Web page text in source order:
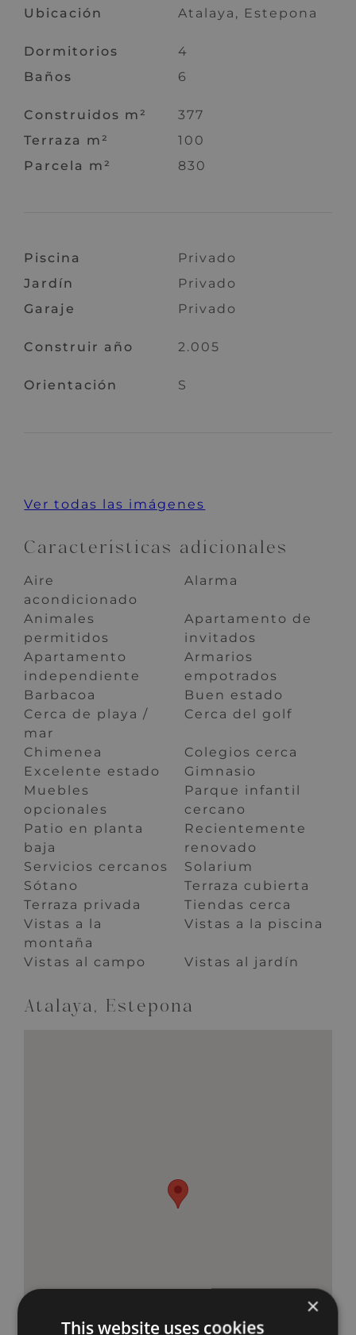
Ubicación
Atalaya, Estepona
Dormitorios
4
Baños
6
Construidos m²
377
Terraza m²
100
Parcela m²
830
Piscina
Privado
Jardín
Privado
Garaje
Privado
Construir año 2.005
Orientación S
Ver todas las imágenes
Características adicionales
Aire
acondicionado
Alarma
Animales
permitidos
Apartamento de
invitados
Apartamento
independiente
Armarios
empotrados
Barbacoa
Buen estado
Cerca de playa /
mar
Cerca del golf
Chimenea
Colegios cerca
Excelente estado
Gimnasio
Muebles
opcionales
Parque infantil
cercano
Patio en planta
baja
Recientemente
renovado
Servicios cercanos
Solarium
Sótano
Terraza cubierta
Terraza privada
Tiendas cerca
Vistas a la
montaña
Vistas a la piscina
Vistas al campo Vistas al jardín
Atalaya, Estepona
×
This website uses cookies